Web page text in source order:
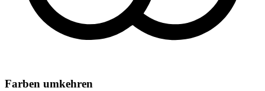
Farben umkehren